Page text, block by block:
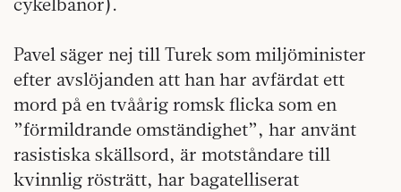
Pavel säger nej till Turek som miljöminister
efter avslöjanden att han har avfärdat ett
mord på en tvåårig romsk flicka som en
”förmildrande omständighet”, har använt
rasistiska skällsord, är motståndare till
kvinnlig rösträtt, har bagatelliserat